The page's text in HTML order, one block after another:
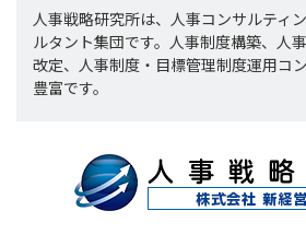
人事戦略研究所は、人事コンサルティ
ルタント集団です。人事制度構築、人
改定、人事制度・目標管理制度運用コ
豊富です。